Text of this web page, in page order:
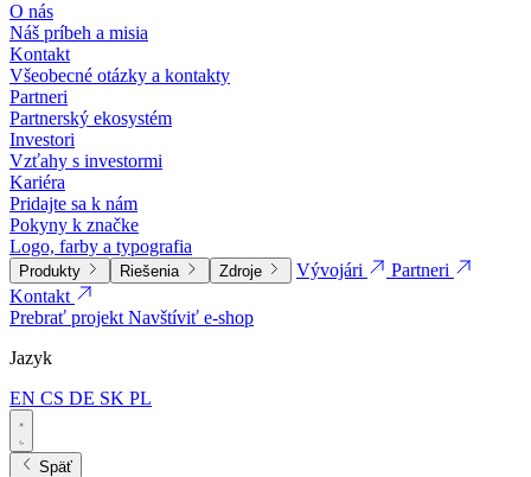
O nás
Náš príbeh a misia
Kontakt
Všeobecné otázky a kontakty
Partneri
Partnerský ekosystém
Investori
Vzťahy s investormi
Kariéra
Pridajte sa k nám
Pokyny k značke
Logo, farby a typografia
Produkty Riešenia Zdroje Vývojári
Partneri
Kontakt
Prebrať projektNavštíviť e-shop
Jazyk
EN CS DE SK PL
Späť